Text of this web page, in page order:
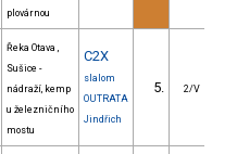
plovárnou
Řeka Otava ,
Sušice -
nádraží, kemp
u železničního
mostu
C2X
slalom
OUTRATA
Jindřich
5. 2/V